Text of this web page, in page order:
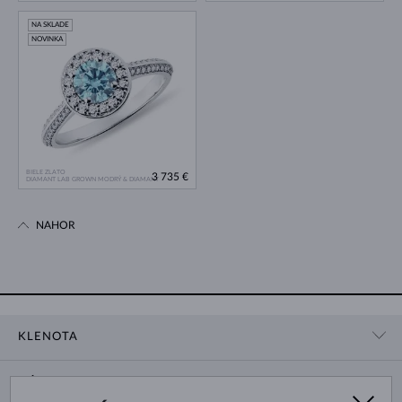
BIELE ZLATO
DIAMANT LAB GROWN MODRÝ & DIAMANT
NA SKLADE
NOVINKA
3 735 €
NAHOR
KLENOTA